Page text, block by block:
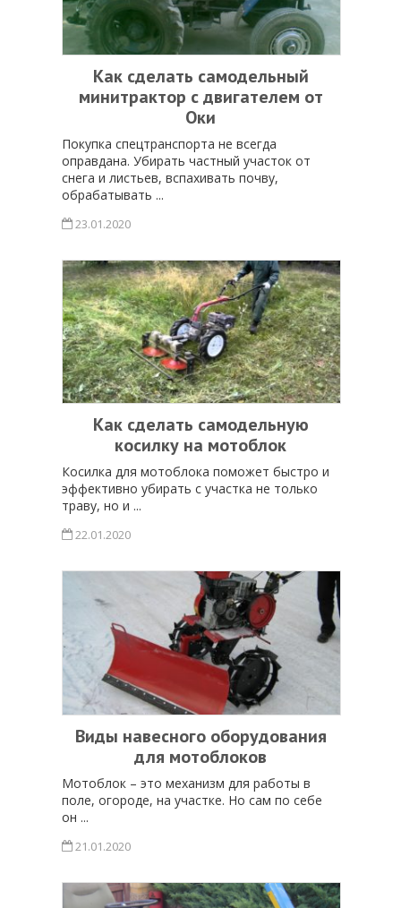
Как сделать самодельный
минитрактор с двигателем от
Оки
Покупка спецтранспорта не всегда
оправдана. Убирать частный участок от
снега и листьев, вспахивать почву,
обрабатывать ...
23.01.2020
Как сделать самодельную
косилку на мотоблок
Косилка для мотоблока поможет быстро и
эффективно убирать с участка не только
траву, но и ...
22.01.2020
Виды навесного оборудования
для мотоблоков
Мотоблок – это механизм для работы в
поле, огороде, на участке. Но сам по себе
он ...
21.01.2020